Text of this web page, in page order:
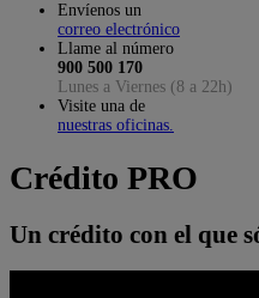
Envíenos un
correo electrónico
Llame al número
900 500 170
Lunes a Viernes (8 a 22h)
Visite una de
nuestras oficinas.
Crédito PRO
Un crédito con el que